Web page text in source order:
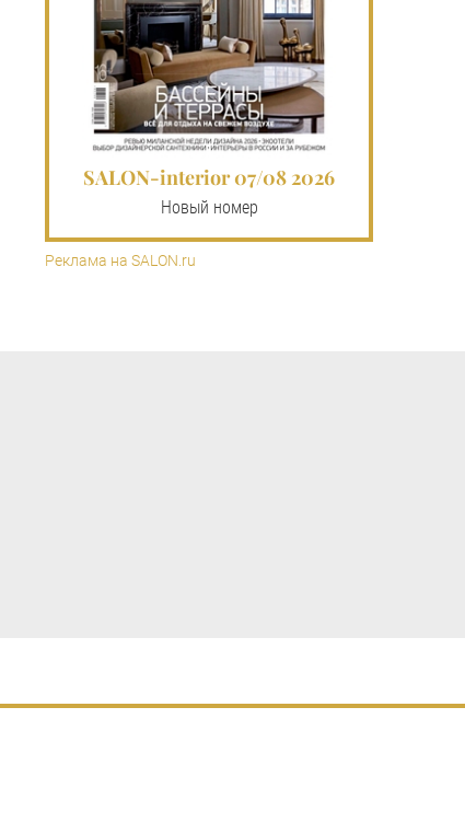
SALON-interior 07/08 2026
Новый номер
Реклама на SALON.ru